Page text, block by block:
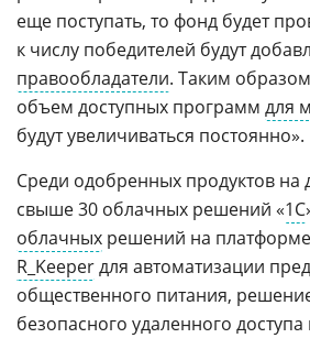
еще поступать, то фонд будет
к числу победителей будут
правообладатели. Таким
объем доступных программ для
будут увеличиваться постоянно».
Среди одобренных продуктов
свыше 30 облачных решений «1С
облачных решений на
R_Keeperдля автоматизации
общественного питания,
безопасного удаленного доступа